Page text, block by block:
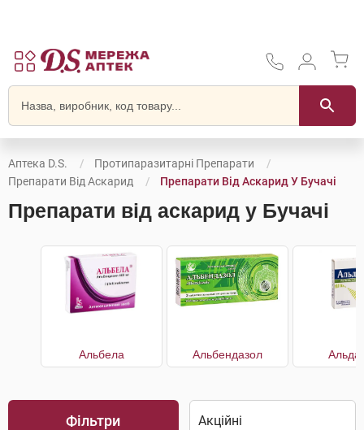
Аптека D.S.
Протипаразитарні Препарати
Препарати Від Аскарид
Препарати Від Аскарид У Бучачі
Препарати від аскарид у Бучачі
Альбела Альбендазол
Фільтри